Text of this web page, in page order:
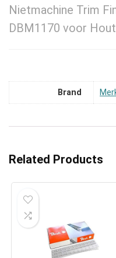
Nietmachine Trim
DBM1170 voor
Brand
Related Products